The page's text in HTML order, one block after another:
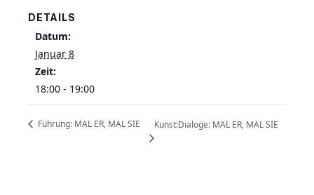
DETAILS
Datum:
Januar 8
Zeit:
18:00 - 19:00
Führung: MAL ER, MAL SIE Kunst:Dialoge: MAL ER, MAL SIE